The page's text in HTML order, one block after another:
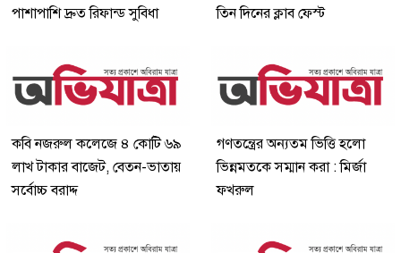
পাশাপাশি দ্রুত রিফান্ড সুবিধা
তিন দিনের ক্লাব ফেস্ট
কবি নজরুল কলেজে ৪ কোটি ৬৯
লাখ টাকার বাজেট, বেতন-ভাতায়
সর্বোচ্চ বরাদ্দ
গণতন্ত্রের অন্যতম ভিত্তি হলো
ভিন্নমতকে সম্মান করা : মির্জা
ফখরুল